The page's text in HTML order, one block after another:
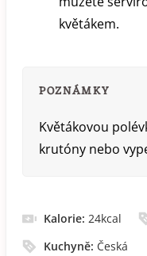
květákem.
POZNÁMKY
Květákovou
krutóny nebo
Kalorie:24kcal
Kuchyně: Česká